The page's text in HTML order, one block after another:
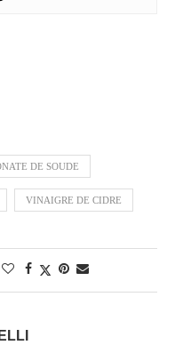
DE SOUDE
VINAIGRE DE CIDRE